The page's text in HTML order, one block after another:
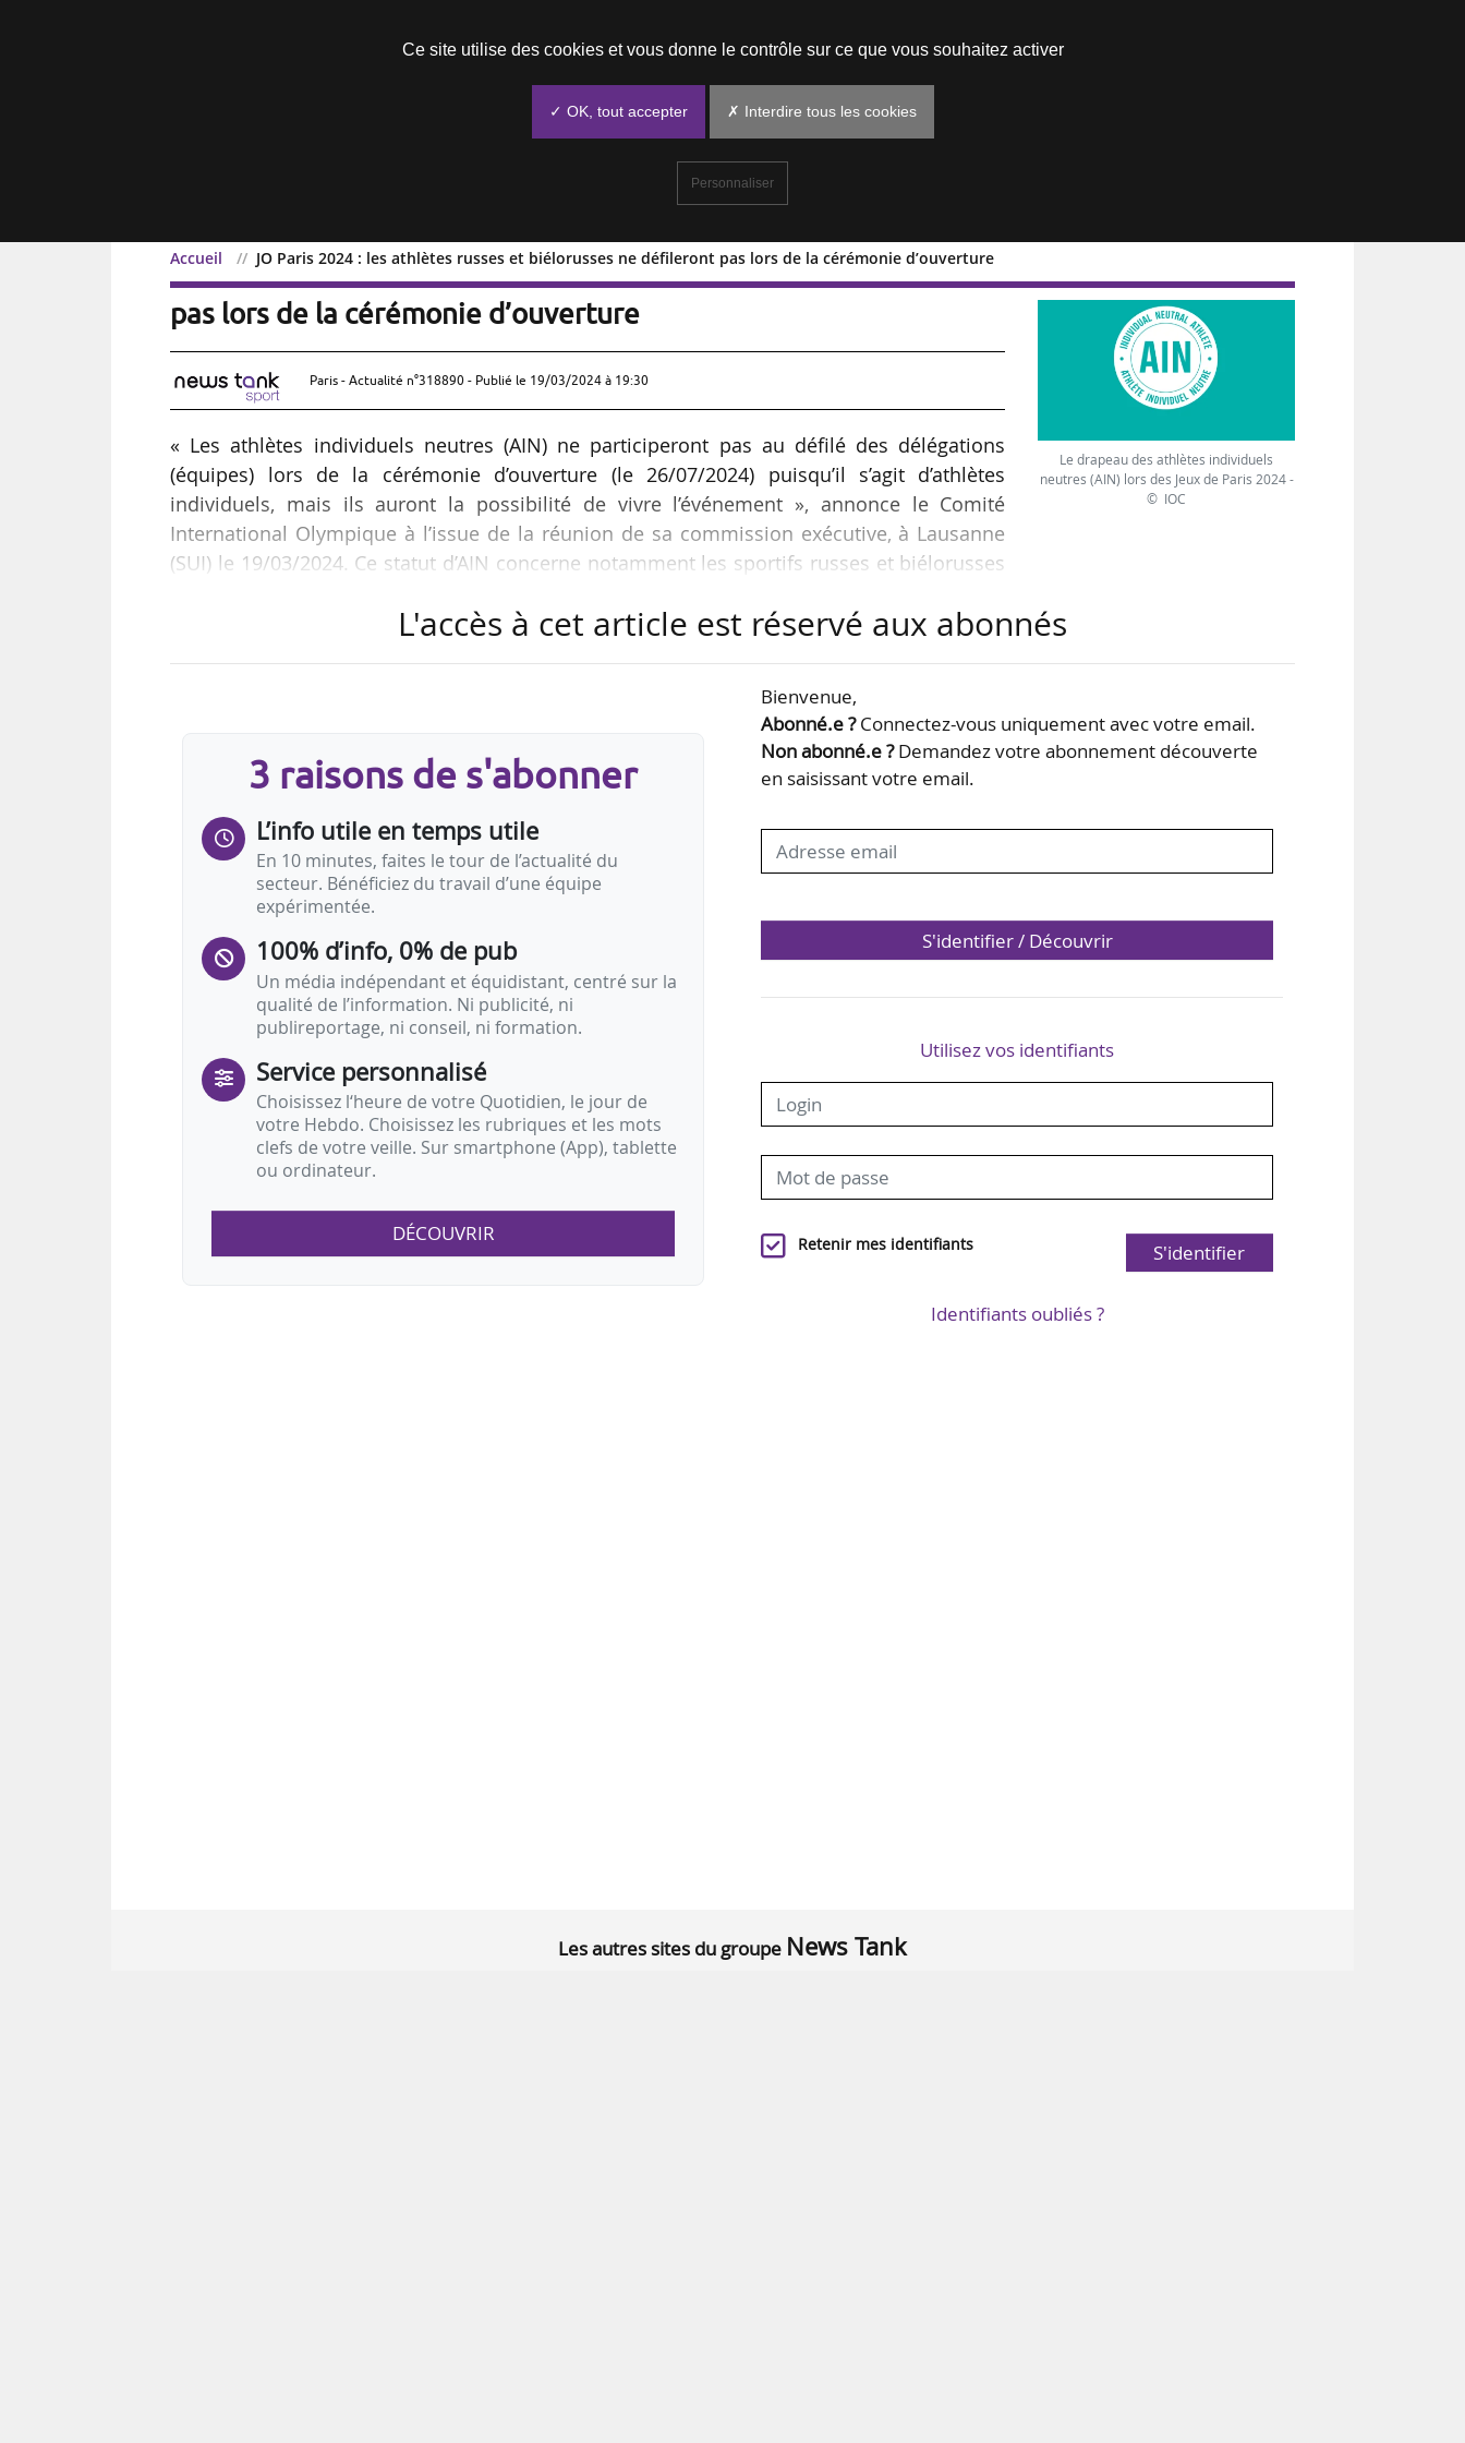
Accueil JO Paris 2024 : les athlètes russes et biélorusses ne défileront pas lors de la cérémonie d’ouverture
JO Paris 2024 : les athlètes russes et biélorusses ne défileront
pas lors de la cérémonie d’ouverture
Paris - Actualité n°318890 - Publié le 19/03/2024 à 19:30
« Les athlètes individuels neutres (AIN) ne participeront pas au défilé des délégations
(équipes) lors de la cérémonie d’ouverture (le 26/07/2024) puisqu’il s’agit d’athlètes
individuels, mais ils auront la possibilité de vivre l’événement », annonce le Comité
International Olympique à l’issue de la réunion de sa commission exécutive, à Lausanne
(SUI) le 19/03/2024. Ce statut d’AIN concerne notamment les sportifs russes et biélorusses
participent à la cérémonie de clôture, mais tous les athlètes ensemble », indique
Le drapeau des athlètes individuels
neutres (AIN) lors des Jeux de Paris 2024 -
© IOC
L'accès à cet article est réservé aux abonnés
3 raisons de s'abonner
L’info utile en temps utile
En 10 minutes, faites le tour de l’actualité du
secteur. Bénéficiez du travail d’une équipe
expérimentée.
100% d’info, 0% de pub
Un média indépendant et équidistant, centré sur la
qualité de l’information. Ni publicité, ni
publireportage, ni conseil, ni formation.
Service personnalisé
Choisissez l‘heure de votre Quotidien, le jour de
votre Hebdo. Choisissez les rubriques et les mots
clefs de votre veille. Sur smartphone (App), tablette
ou ordinateur.
DÉCOUVRIR
Bienvenue,
Abonné.e ?Connectez-vous uniquement avec votre email.
Non abonné.e ?Demandez votre abonnement découverte
en saisissant votre email.
S'identifier / Découvrir
Utilisez vos identifiants
Retenir mes identifiants S'identifier
Identifiants oubliés ?
Les autres sites du groupe News Tank
Ce site utilise des cookies et vous donne le contrôle sur ce que vous souhaitez activer
✓ OK, tout accepter ✗ Interdire tous les cookies
Personnaliser